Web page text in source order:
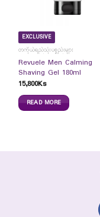
EXCLUSIVE
တကိုယ်ရည်သုံးပစ္စည်းများ
Revuele Men Calming
Shaving Gel 180ml
15,800Ks
READ MORE